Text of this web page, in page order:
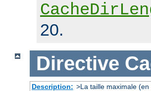
20.
Directive
Description: >La taille maximale